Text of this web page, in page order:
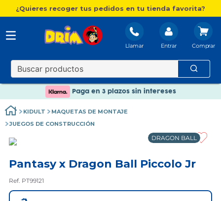
¿Quieres recoger tus pedidos en tu tienda favorita?
Llamar Entrar
Nuevo catálogo Aire Libre
Envío gratis. A partir de 60€(excepto Baleares)
Paga en 3 plazos sin intereses
Paga en 3 plazos sin intereses
KIDULT
MAQUETAS DE MONTAJE
JUEGOS DE CONSTRUCCIÓN
DRAGON BALL
Pantasy x Dragon Ball Piccolo Jr
Ref. PT99121